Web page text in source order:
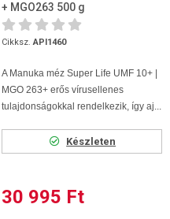
+ MGO263 500 g
Cikksz.API1460
A Manuka méz Super Life UMF 10+ |
MGO 263+ erős vírusellenes
tulajdonságokkal rendelkezik, így aj...
Készleten
30 995 Ft